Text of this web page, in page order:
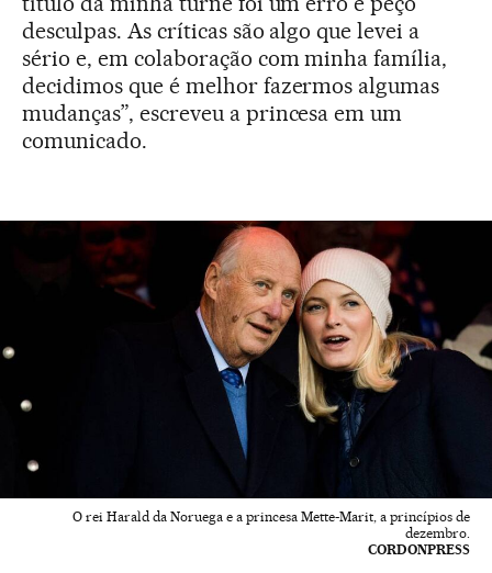
desculpas. As críticas são algo que levei a
sério e, em colaboração com minha família,
decidimos que é melhor fazermos algumas
mudanças”, escreveu a princesa em um
comunicado.
O rei Harald da Noruega e a princesa Mette-Marit, a princípios de
dezembro.
CORDONPRESS